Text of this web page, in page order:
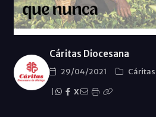
Cáritas Diocesana
29/04/2021
Cáritas
X